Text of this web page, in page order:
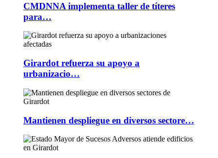
CMDNNA implementa taller de títeres
para…
Girardot refuerza su apoyo a
urbanizacio…
Mantienen despliegue en diversos sectore…